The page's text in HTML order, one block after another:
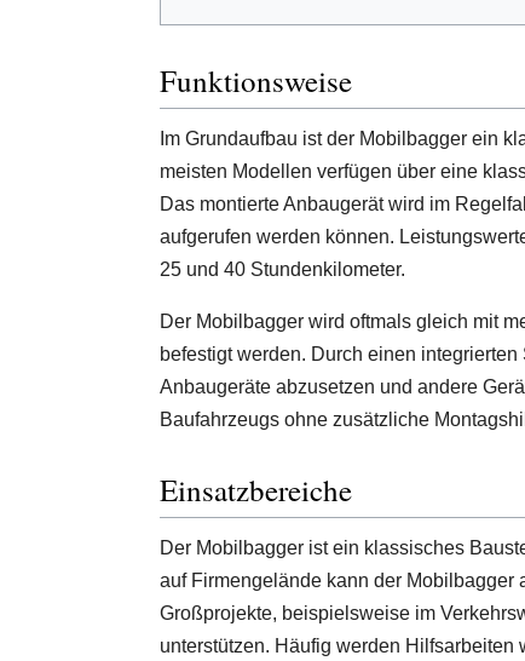
Funktionsweise
Im Grundaufbau ist der Mobilbagger ein
meisten Modellen verfügen über eine
Das montierte Anbaugerät wird im
aufgerufen werden können.
25 und 40 Stundenkilometer.
Der Mobilbagger wird oftmals gleich mit
befestigt werden. Durch einen
Anbaugeräte abzusetzen und andere
Baufahrzeugs ohne zusätzliche
Einsatzbereiche
Der Mobilbagger ist ein klassisches
auf Firmengelände kann der Mobilbagger
Großprojekte, beispielsweise im
unterstützen. Häufig werden